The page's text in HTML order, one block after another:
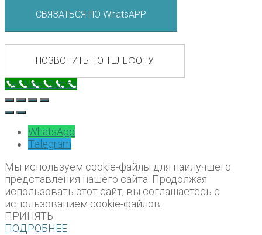
СВЯЗАТЬСЯ ПО WhatsAPP
ПОЗВОНИТЬ ПО ТЕЛЕФОНУ
Call Now Button
WhatsApp
Telegram
Мы используем cookie-файлы для наилучшего
представления нашего сайта. Продолжая
использовать этот сайт, вы соглашаетесь с
использованием cookie-файлов.
ПРИНЯТЬ
ПОДРОБНЕЕ